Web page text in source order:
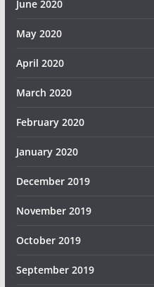
June 2020
May 2020
April 2020
March 2020
February 2020
January 2020
December 2019
November 2019
October 2019
September 2019